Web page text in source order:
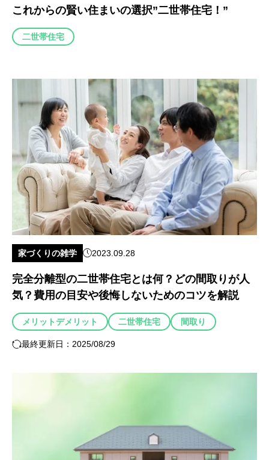
これからの賢い住まいの選択”二世帯住宅！”
二世帯住宅
家づくりの雑学 2023.09.28
完全分離型の二世帯住宅とは何？どの間取りが人
気？費用の目安や後悔しないためのコツを解説
メリットデメリット 二世帯住宅 間取り
最終更新日：2025/08/29